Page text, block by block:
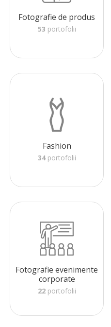
Fotografie de produs
53 portofolii
Fashion
34portofolii
Fotografie evenimente
corporate
22portofolii